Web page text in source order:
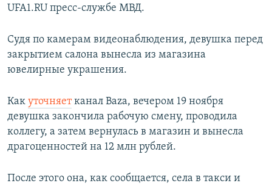
UFA1.RU пресс-службе МВД.
Судя по камерам видеонаблюдения, девушка перед
закрытием салона вынесла из магазина
ювелирные украшения.
Как уточняетканал Baza, вечером 19 ноября
девушка закончила рабочую смену, проводила
коллегу, а затем вернулась в магазин и вынесла
драгоценностей на 12 млн рублей.
После этого она, как сообщается, села в такси и